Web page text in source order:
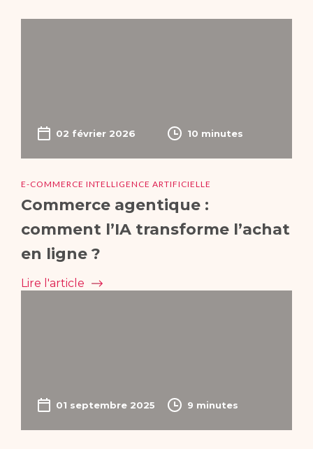
02 février 2026 10 minutes
E-COMMERCE INTELLIGENCE ARTIFICIELLE
Commerce agentique :
comment l’IA transforme l’achat
en ligne ?
Lire l'article
01 septembre 2025 9 minutes